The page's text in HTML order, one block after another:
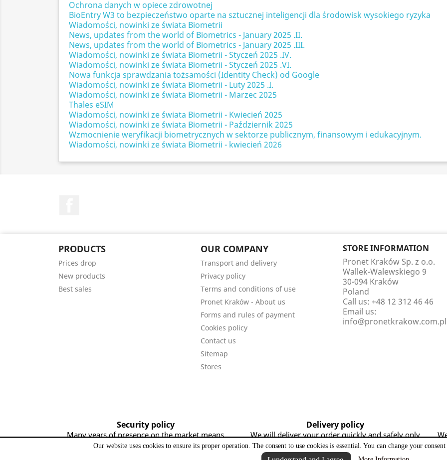
Our website uses cookies to ensure its proper operation. The consent to use cookies is essential. You can change your
Ochrona danych w opiece zdrowotnej
BioEntry W3 to bezpieczeństwo oparte na sztucznej inteligencji dla środowisk wysokiego ryzyka
Wiadomości, nowinki ze świata Biometrii
News, updates from the world of Biometrics - January 2025 .II.
News, updates from the world of Biometrics - January 2025 .III.
Wiadomości, nowinki ze świata Biometrii - Styczeń 2025 .IV.
Wiadomości, nowinki ze świata Biometrii - Styczeń 2025 .VI.
Nowa funkcja sprawdzania tożsamości (Identity Check) od Google
Wiadomości, nowinki ze świata Biometrii - Luty 2025 .I.
Wiadomości, nowinki ze świata Biometrii - Marzec 2025
Thales eSIM
Wiadomości, nowinki ze świata Biometrii - Kwiecień 2025
Wiadomości, nowinki ze świata Biometrii - Październik 2025
Wzmocnienie weryfikacji biometrycznych w sektorze publicznym, finansowym i edukacyjnym.
Wiadomości, nowinki ze świata Biometrii - kwiecień 2026
PRODUCTS
Prices drop
New products
Best sales
OUR COMPANY
Transport and delivery
Privacy policy
Terms and conditions of use
Pronet Kraków - About us
Forms and rules of payment
Cookies policy
Contact us
Sitemap
Stores
STORE INFORMATION
Pronet Kraków Sp. z o.o.
Wallek-Walewskiego 9
30-094 Kraków
Poland
Call us: +48 12 312 46 46
Email us:
info@pronetkrakow.com.pl
Security policy
Many years of presence on the market means
excellent product knowledge, support and
Delivery policy
We will deliver your order quickly and safely only
by reliable couriers.